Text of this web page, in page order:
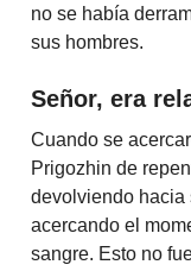
no se había
sus hombres.
Señor, era
Cuando se
Prigozhin de
devolviendo hacia
acercando el
sangre. Esto no